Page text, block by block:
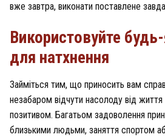
вже завтра, виконати поставлене
Використовуйте
для натхнення
Займіться тим, що приносить вам
незабаром відчути насолоду від життя
позитивом. Багатьом задоволення
близькими людьми, заняття спортом